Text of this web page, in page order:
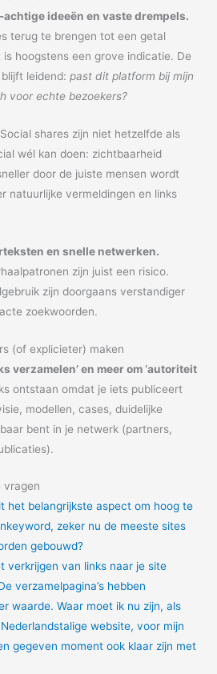
ideeën en vaste drempels.
terug te brengen tot een getal
hoogstens een grove indicatie. De
blijft leidend:past dit platform bij mijn
voor echte bezoekers?
Social shares zijn niet hetzelfde als
wél kan doen: zichtbaarheid
door de juiste mensen wordt
natuurlijke vermeldingen en links
en snelle netwerken.
zijn juist een risico.
zijn doorgaans verstandiger
zoekwoorden.
(of explicieter) maken
verzamelen’ en meer om ‘autoriteit
ontstaan omdat je iets publiceert
modellen, cases, duidelijke
bent in je netwerk (partners,
vragen
het belangrijkste aspect om hoog te
zeker nu de meeste sites
gebouwd?
verkrijgen van links naar je site
verzamelpagina’s hebben
waarde. Waar moet ik nu zijn, als
website, voor mijn
gegeven moment ook klaar zijn met